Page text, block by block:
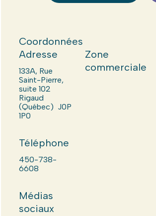
Coordonnées
Adresse
133A, Rue
Saint-Pierre,
suite 102
Rigaud
(Québec) J0P
1P0
Téléphone
450-738-
6608
Médias
sociaux
Zone
commerciale